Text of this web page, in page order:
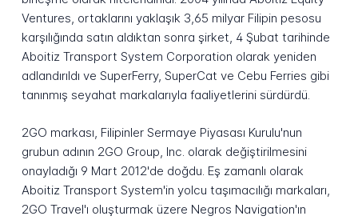
Ventures, ortaklarını yaklaşık 3,65 milyar Filipin pesosu
karşılığında satın aldıktan sonra şirket, 4 Şubat tarihinde
Aboitiz Transport System Corporation olarak yeniden
adlandırıldı ve SuperFerry, SuperCat ve Cebu Ferries gibi
tanınmış seyahat markalarıyla faaliyetlerini sürdürdü.
2GO markası, Filipinler Sermaye Piyasası Kurulu'nun
grubun adının 2GO Group, Inc. olarak değiştirilmesini
onayladığı 9 Mart 2012'de doğdu. Eş zamanlı olarak
Aboitiz Transport System'in yolcu taşımacılığı markaları,
2GO Travel'ı oluşturmak üzere Negros Navigation'ın